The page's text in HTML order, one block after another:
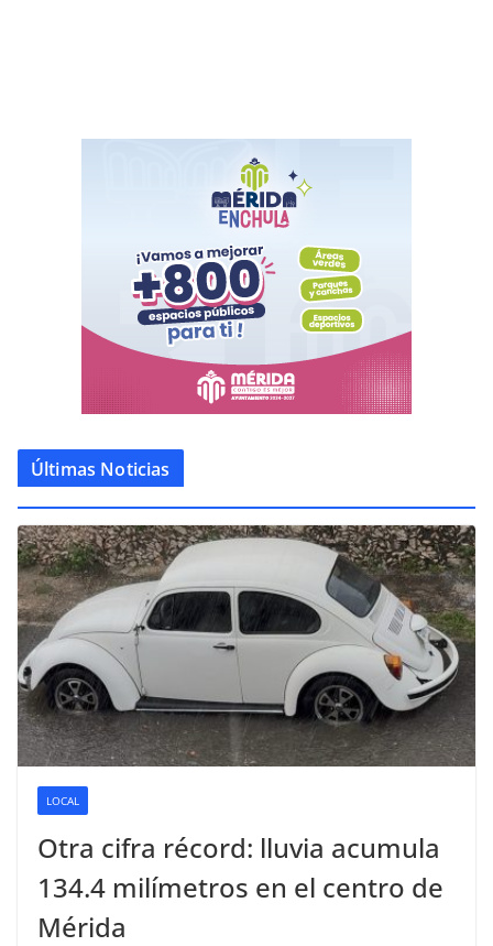
Últimas Noticias
LOCAL
Otra cifra récord: lluvia acumula
134.4 milímetros en el centro de
Mérida